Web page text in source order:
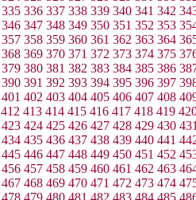
335 336 337 338 339 340 341 342
346 347 348 349 350 351 352 353
357 358 359 360 361 362 363 364
368 369 370 371 372 373 374 375
379 380 381 382 383 384 385 386
390 391 392 393 394 395 396 397
401 402 403 404 405 406 407 408
412 413 414 415 416 417 418 419
423 424 425 426 427 428 429 430
434 435 436 437 438 439 440 441
445 446 447 448 449 450 451 452
456 457 458 459 460 461 462 463
467 468 469 470 471 472 473 474